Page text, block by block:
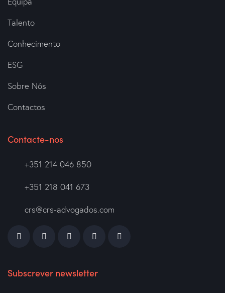
Talento
Conhecimento
ESG
Sobre Nós
Contactos
Contacte-nos
+351 214 046 850
+351 218 041 673
crs@crs-advogados.com
Subscrever newsletter